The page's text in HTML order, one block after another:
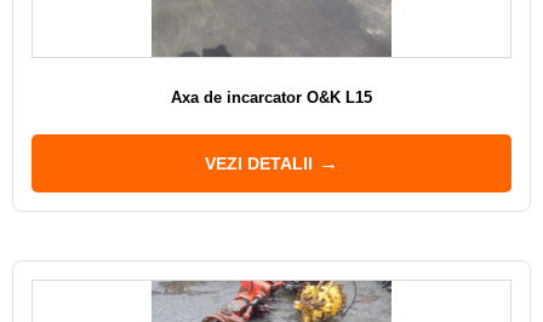
Axa de incarcator O&K L15
VEZI DETALII